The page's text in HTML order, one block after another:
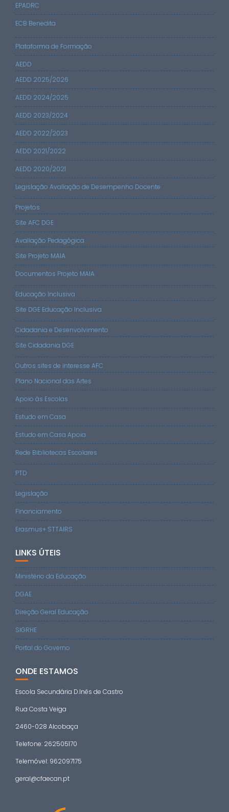
EPADRC
ECB Benedita
Plataforma de Formação
AEDD
AEDD 2025/2026
AEDD 2024/2025
AEDD 2023/2024
AEDD 2022/2023
AEDD 2021/2022
AEDD 2020/2021
Legislação Avaliação de Desempenho Docente
Projetos
Site AFC DGE
Avaliação Pedagógica
Site Projeto MAIA
Documentos Projeto MAIA
Educação Inclusiva
Site DGE Educação Inclusiva
Cidadania e Desenvolvimento
Site Cidadania DGE
Outros sites de interesse AFC
Plano Nacional das Artes
Apoio às Escolas
Estudo em Casa
Estudo em Casa Apoia
Rede Bibliotecas Escolares
PTD
Legislação
Financiamento
Erasmus+ STTAIRS
LINKS ÚTEIS
Ministério da Educação
DGAE
Direção Geral Educação
SIGRHE
Portal do Governo
ONDE ESTAMOS
Escola Secundária D.Inês de Castro
Rua Costa Veiga
2460-028 Alcobaça
Telefone: 262505170
Telemóvel: 962097175
geral@cfaecan.pt